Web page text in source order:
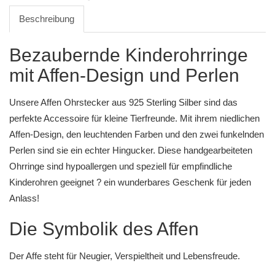
Beschreibung
Bezaubernde Kinderohrringe
mit Affen-Design und Perlen
Unsere Affen Ohrstecker aus 925 Sterling Silber sind das
perfekte Accessoire für kleine Tierfreunde. Mit ihrem niedlichen
Affen-Design, den leuchtenden Farben und den zwei funkelnden
Perlen sind sie ein echter Hingucker. Diese handgearbeiteten
Ohrringe sind hypoallergen und speziell für empfindliche
Kinderohren geeignet ? ein wunderbares Geschenk für jeden
Anlass!
Die Symbolik des Affen
Der Affe steht für Neugier, Verspieltheit und Lebensfreude.